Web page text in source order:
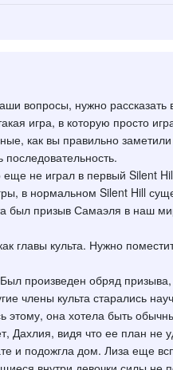
вопросы, нужно рассказать
игра, в которую просто
как вы правильно
не играл в первый Silent
в нормальном Silent Hill
был призыв Самаэля в наш
главы культа. Нужно
произведен обряд
члены культа старались
этому, она хотела быть
Дахлия, видя что ее план не
и подожгла дом. Лиза еще